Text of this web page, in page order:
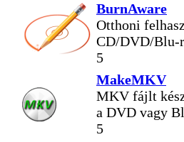
BurnAware
Otthoni
CD/DVD/Blu-
5
MakeMKV
MKV fájlt
a DVD vagy
5